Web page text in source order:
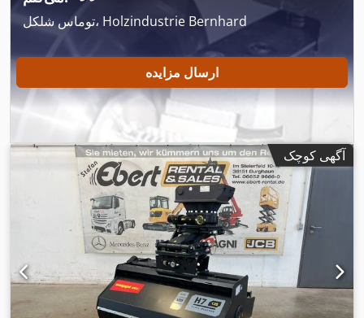
توماس شلکل، Holzindustrie Bernhard
ارسال مزایده
آگهی کوچک